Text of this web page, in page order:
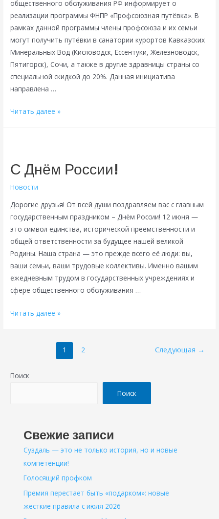
общественного обслуживания РФ информирует о
реализации программы ФНПР «Профсоюзная путёвка». В
рамках данной программы члены профсоюза и их семьи
могут получить путёвки в санатории курортов Кавказских
Минеральных Вод (Кисловодск, Ессентуки, Железноводск,
Пятигорск), Сочи, а также в другие здравницы страны со
специальной скидкой до 20%. Данная инициатива
направлена …
Членам
в
санатории
Сочи
и
других
регионов
России
Читать далее »
С Днём России!
Новости
Дорогие друзья! От всей души поздравляем вас с главным
государственным праздником – Днём России! 12 июня —
это символ единства, исторической преемственности и
общей ответственности за будущее нашей великой
Родины. Наша страна — это прежде всего её люди: вы,
ваши семьи, ваши трудовые коллективы. Именно вашим
ежедневным трудом в государственных учреждениях и
сфере общественного обслуживания …
С
Читать далее »
1 2 Следующая →
Поиск
Поиск
Свежие записи
Суздаль — это не только история, но и новые
компетенции!
Голосящий профком
Премия перестает быть «подарком»: новые
жесткие правила с июля 2026